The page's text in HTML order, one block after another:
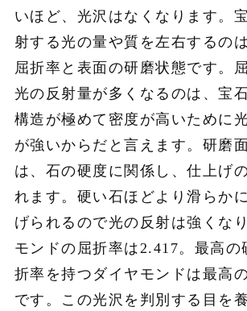
いほど、光沢はなくなります。
射する光の量や質を左右するの
屈折率と表面の研磨状態です。
光の反射量が多くなるのは、宝
構造が極めて密度が高いために
が強いからだと言えます。研磨
は、石の硬度に関係し、仕上げ
れます。硬い石ほどより滑らか
げられるので光の反射は強くな
モンドの屈折率は2.417。最高の
折率を持つダイヤモンドは最高
です。この光沢を判別する目を